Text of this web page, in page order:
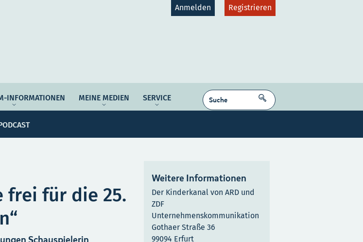
Anmelden Registrieren
INFORMATIONEN MEINE MEDIEN SERVICE SUCHEN
Verantwortung Zielgruppen Plattformen
Dossiers Previews Podcast
Änderungsmeldungen
frei für die 25.
Weitere Informationen
Der Kinderkanal von ARD und
ZDF
Unternehmenskommunikation
Gothaer Straße 36
99094 Erfurt